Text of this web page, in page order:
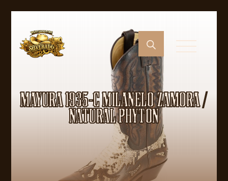
MAYURA 1935-C MILANELO ZAMORA /
NATURAL PHYTON